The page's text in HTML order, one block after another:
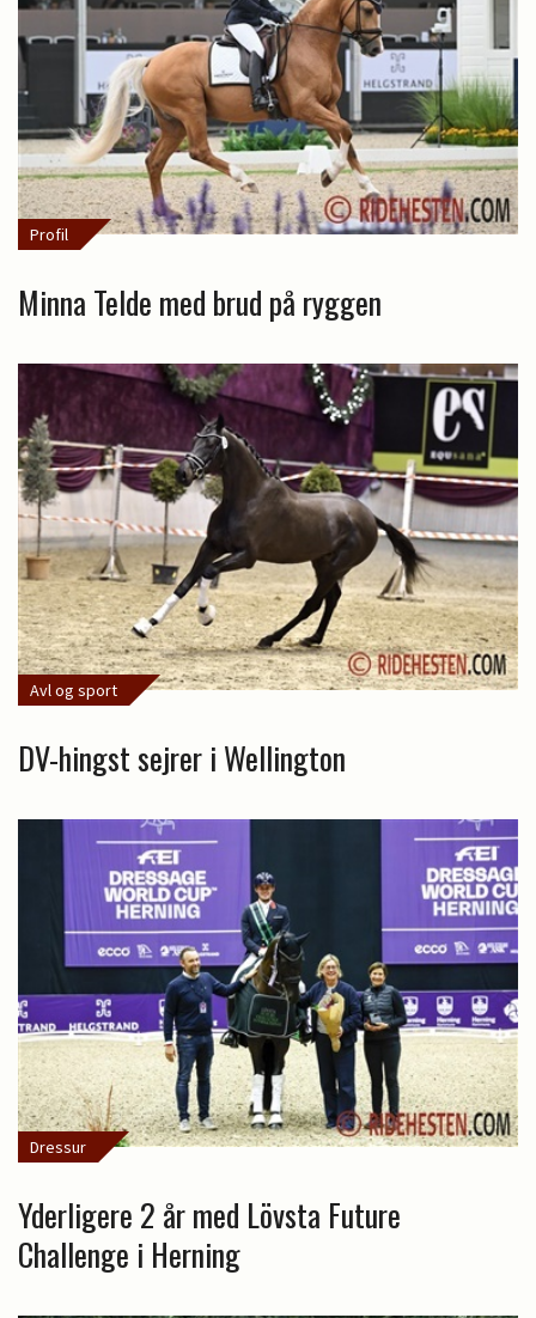
Profil
Minna Telde med brud på ryggen
Avl og sport
DV-hingst sejrer i Wellington
Dressur
Yderligere 2 år med Lövsta Future
Challenge i Herning